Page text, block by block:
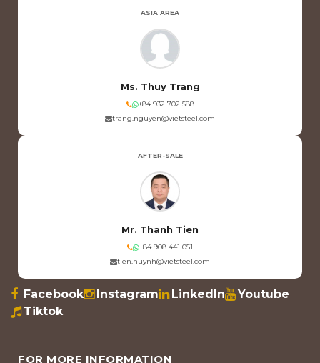
ASIA AREA
Ms. Thuy Trang
+84 932 702 588
trang.nguyen@vietsteel.com
AFTER-SALE
Mr. Thanh Tien
+84 908 441 051
tien.huynh@vietsteel.com
Facebook Instagram LinkedIn
Youtube
Tiktok
FOR MORE INFORMATION